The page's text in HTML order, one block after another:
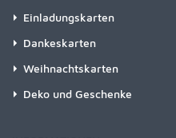
Einladungskarten
Dankeskarten
Weihnachtskarten
Deko und Geschenke